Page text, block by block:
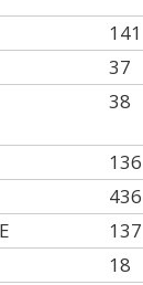
141
37
38
136
436
137
18